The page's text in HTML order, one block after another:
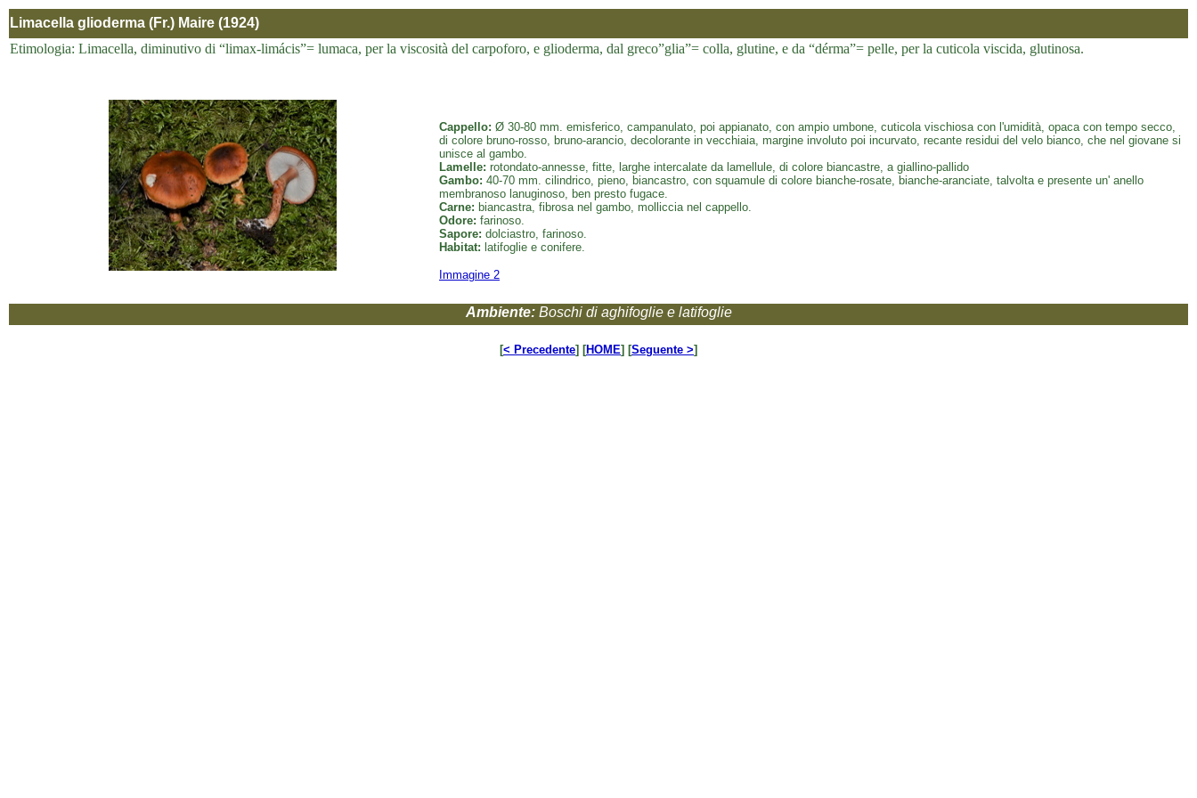
Limacella glioderma (Fr.) Maire (1924)
Etimologia: Limacella, diminutivo di “limax-limácis”= lumaca, per la viscosità del carpoforo, e glioderma, dal greco”glia”= colla, glutine, e da “dérma”= pelle, per la cuticola viscida, glutinosa.
Cappello: Ø 30-80 mm. emisferico, campanulato, poi appianato, con ampio umbone, cuticola vischiosa con l'umidità, opaca con tempo secco,
di colore bruno-rosso, bruno-arancio, decolorante in vecchiaia, margine involuto poi incurvato, recante residui del velo bianco, che nel giovane si
unisce al gambo.
Lamelle: rotondato-annesse, fitte, larghe intercalate da lamellule, di colore biancastre, a giallino-pallido
Gambo: 40-70 mm. cilindrico, pieno, biancastro, con squamule di colore bianche-rosate, bianche-aranciate, talvolta e presente un' anello
membranoso lanuginoso, ben presto fugace.
Carne: biancastra, fibrosa nel gambo, molliccia nel cappello.
Odore: farinoso.
Sapore: dolciastro, farinoso.
Habitat: latifoglie e conifere.
Immagine 2
Ambiente: Boschi di aghifoglie e latifoglie
[< Precedente] [HOME] [Seguente >]